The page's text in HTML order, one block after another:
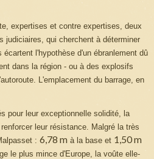
expertises et contre expertises, deux
judiciaires, qui cherchent à déterminer
l'hypothèse d'un ébranlement dû
dans la région - ou à des explosifs
L'emplacement du barrage, en
pour leur exceptionnelle solidité, la
leur résistance. Malgré la très
: 6,78 m à la base et 1,50 m
le plus mince d'Europe, la voûte elle-